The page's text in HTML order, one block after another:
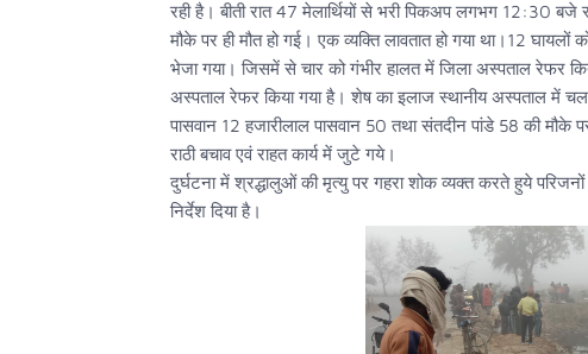
रही है। बीती रात 47 मेलार्थियों से भरी पिकअप लगभग 12:30 बजे
मौके पर ही मौत हो गई। एक व्यक्ति लावतात हो गया था।12
भेजा गया। जिसमें से चार को गंभीर हालत में जिला अस्पताल रेफर
अस्पताल रेफर किया गया है। शेष का इलाज स्थानीय अस्पताल में
पासवान 12 हजारीलाल पासवान 50 तथा संतदीन पांडे 58 की मौके
राठी बचाव एवं राहत कार्य में जुटे गये।
दुर्घटना में श्रद्धालुओं की मृत्यु पर गहरा शोक व्यक्त करते हुये
निर्देश दिया है।